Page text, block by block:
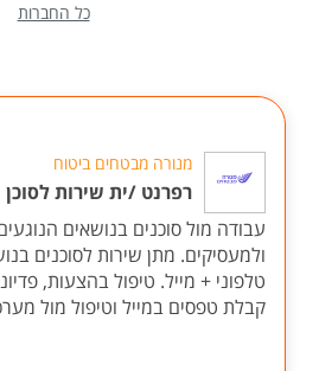
כל החברות
מנורה מבטחים ביטוח
רפרנט /ית שירות לסוכן
עבודה מול סוכנים בנושאים
ולמעסיקים. מתן שירות לסוכנים
טלפוני + מייל. טיפול בהצעות,
קבלת טפסים במייל וטיפול מול